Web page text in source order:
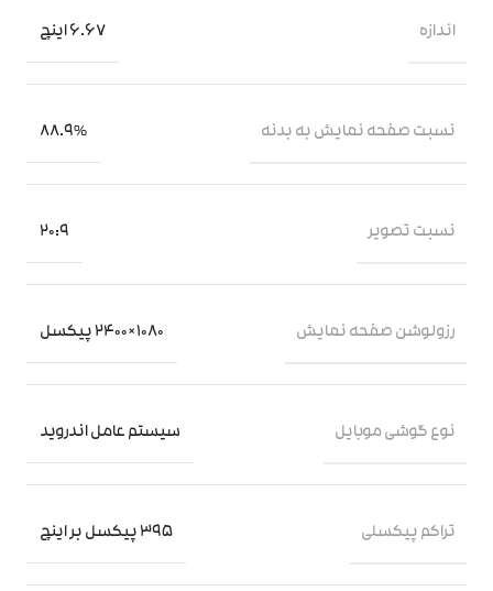
اندازه 6.67 اینچ
نسبت صفحه‌ نمایش به بدنه 88.9%
نسبت تصویر 20:9
رزولوشن صفحه نمایش 1080×2400 پیکسل
نوع گوشی موبایل سیستم عامل اندروید
تراکم پیکسلی 395 پیکسل بر اینچ